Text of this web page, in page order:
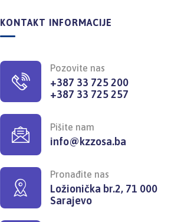
KONTAKT INFORMACIJE
Pozovite nas
+387 33 725 200
+387 33 725 257
Pišite nam
info@kzzosa.ba
Pronađite nas
Ložionička br.2, 71 000
Sarajevo